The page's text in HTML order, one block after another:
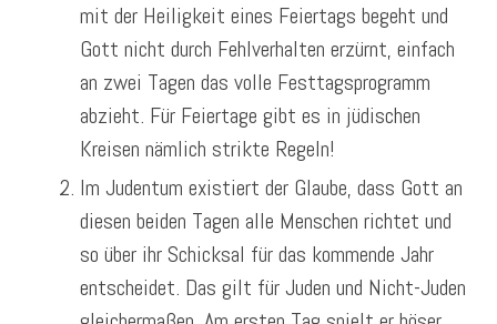
mit der Heiligkeit eines Feiertags begeht und
Gott nicht durch Fehlverhalten erzürnt, einfach
an zwei Tagen das volle Festtagsprogramm
abzieht. Für Feiertage gibt es in jüdischen
Kreisen nämlich strikte Regeln!
Im Judentum existiert der Glaube, dass Gott an
diesen beiden Tagen alle Menschen richtet und
so über ihr Schicksal für das kommende Jahr
entscheidet. Das gilt für Juden und Nicht-Juden